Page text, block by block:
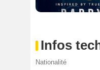
Infos
Nationalité